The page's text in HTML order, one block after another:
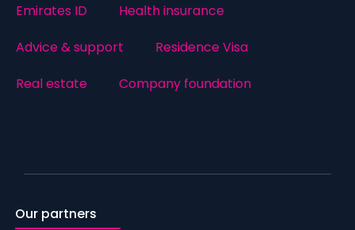
Emirates ID
Health insurance
Advice & support
Residence Visa
Real estate
Company foundation
Our partners